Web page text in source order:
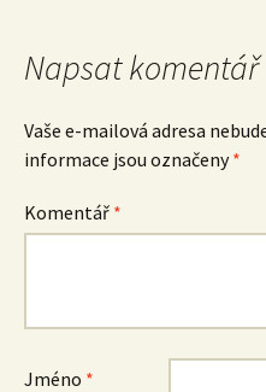
Napsat komentář
Vaše e-mailová adresa
informace jsou označeny*
Komentář *
Jméno *